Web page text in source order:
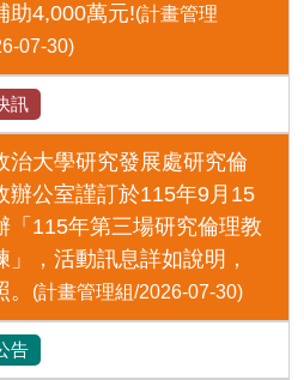
助4,000萬元!(計畫管理
07-30)
訊
治大學研究發展處研究倫
辦公室謹訂於115年9月15
「115年第三場研究倫理教
」，活動訊息詳如說明，
(計畫管理組/2026-07-30)
告